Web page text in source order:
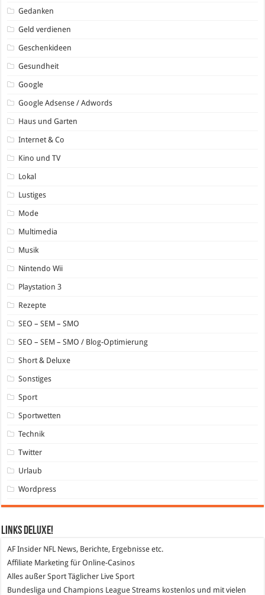
Gedanken
Geld verdienen
Geschenkideen
Gesundheit
Google
Google Adsense / Adwords
Haus und Garten
Internet & Co
Kino und TV
Lokal
Lustiges
Mode
Multimedia
Musik
Nintendo Wii
Playstation 3
Rezepte
SEO – SEM – SMO
SEO – SEM – SMO / Blog-Optimierung
Short & Deluxe
Sonstiges
Sport
Sportwetten
Technik
Twitter
Urlaub
Wordpress
Links DeLuXe!
AF Insider NFL News, Berichte, Ergebnisse etc.
Affiliate Marketing für Online-Casinos
Alles außer Sport Täglicher Live Sport
Bundesliga und Champions League Streams kostenlos und mit vielen